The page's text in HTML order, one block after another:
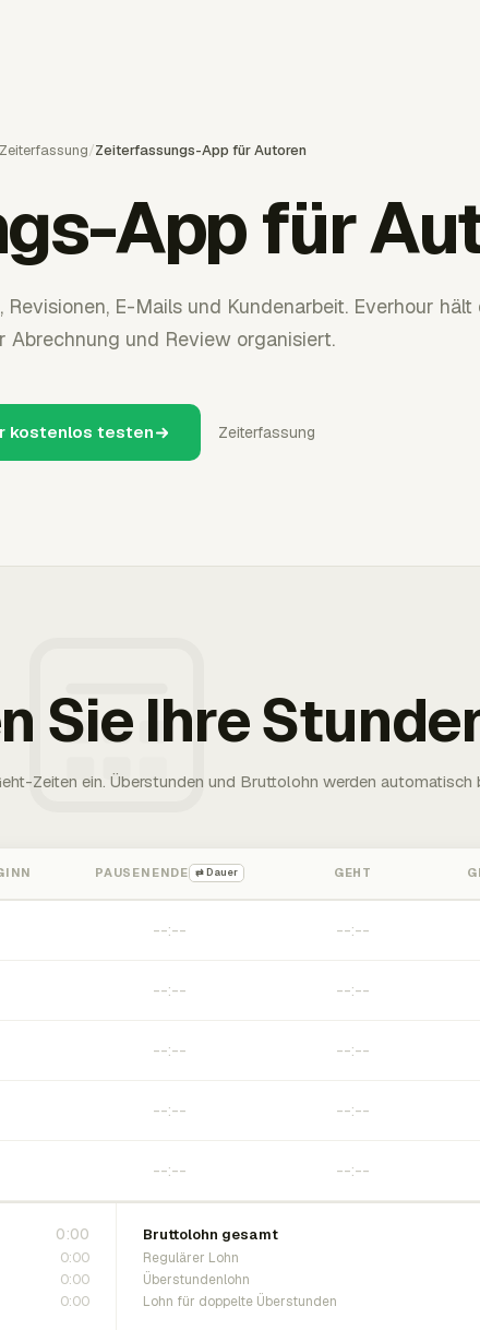
Zeiterfassung/Zeiterfassungs-App für Autoren
App für
E-Mails und Kundenarbeit. Everhour hält
Abrechnung und Review organisiert.
kostenlos testen Zeiterfassung
Sie Ihre
Zeiten ein. Überstunden und Bruttolohn werden automatisch
PAUSENENDE ⇄ Dauer GEHT
0:00
0:00
0:00
0:00
Bruttolohn gesamt
Regulärer Lohn
Überstundenlohn
Lohn für doppelte Überstunden